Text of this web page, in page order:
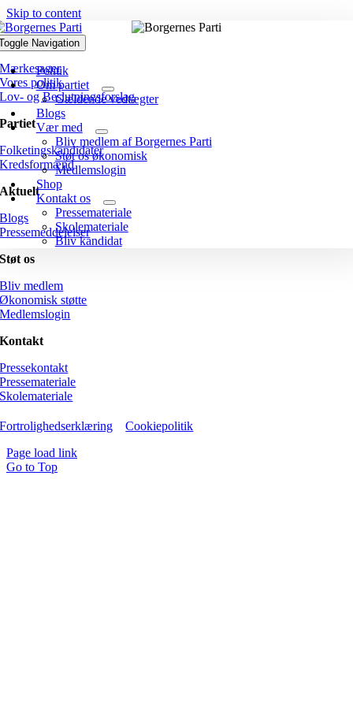
Skip to content
Navigation
Politik
Om partiet
Gældende vedtægter
Blogs
Vær med
Bliv medlem af Borgernes Parti
Støt os økonomisk
Medlemslogin
Shop
Kontakt os
Pressemateriale
Skolemateriale
Bliv kandidat
Politik
Mærkesager
Vores politik
Lov- og Beslutningsforslag
Partiet
Folketingskandidater
Kredsformænd
Aktuelt
Blogs
Pressemeddelelser
Støt os
Bliv medlem
Økonomisk støtte
Medlemslogin
Kontakt
Pressekontakt
Pressemateriale
Skolemateriale
Fortrolighedserklæring
Cookiepolitik
Page load link
Go to Top